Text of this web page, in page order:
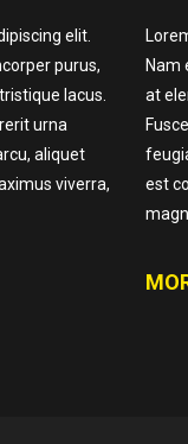
elit.
purus,
lacus.
urna
aliquet
viverra,
Nam
at
est